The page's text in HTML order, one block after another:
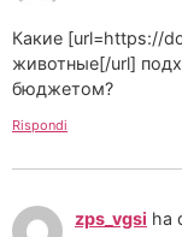
Какие [url=https://
животные[/url]
бюджетом?
Rispondi
zps_vgsi ha